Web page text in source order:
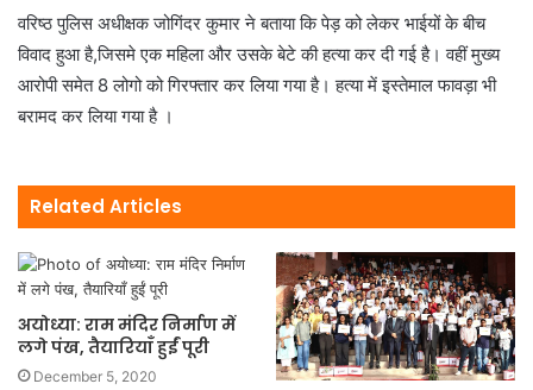
वरिष्ठ पुलिस अधीक्षक जोगिंदर कुमार ने बताया कि पेड़ को लेकर भाईयों के बीच
विवाद हुआ है,जिसमे एक महिला और उसके बेटे की हत्या कर दी गई है। वहीं मुख्य
आरोपी समेत 8 लोगो को गिरफ्तार कर लिया गया है। हत्या में इस्तेमाल फावड़ा भी
बरामद कर लिया गया है ।
Related Articles
अयोध्या: राम मंदिर निर्माण में
लगे पंख, तैयारियाँ हुईं पूरी
December 5, 2020